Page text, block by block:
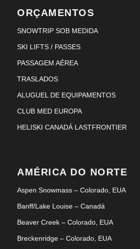
ORÇAMENTOS
SNOWTRIP SOB MEDIDA
SKI LIFTS / PASSES
PASSAGEM AÉREA
TRASLADOS
ALUGUEL DE EQUIPAMENTOS
CLUB MED EUROPA
HELISKI CANADÁ LASTFRONTIER
AMÉRICA DO NORTE
Aspen Snowmass – Colorado, EUA
Banff/Lake Louise – Canadá
Beaver Creek – Colorado, EUA
Breckenridge – Colorado, EUA